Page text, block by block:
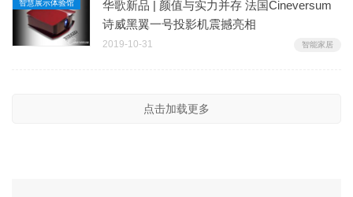
智慧展示体验馆
华歌新品 | 颜值与实力并存 法国Cineversum
诗威黑翼一号投影机震撼亮相
2019-10-31 智能家居
点击加载更多